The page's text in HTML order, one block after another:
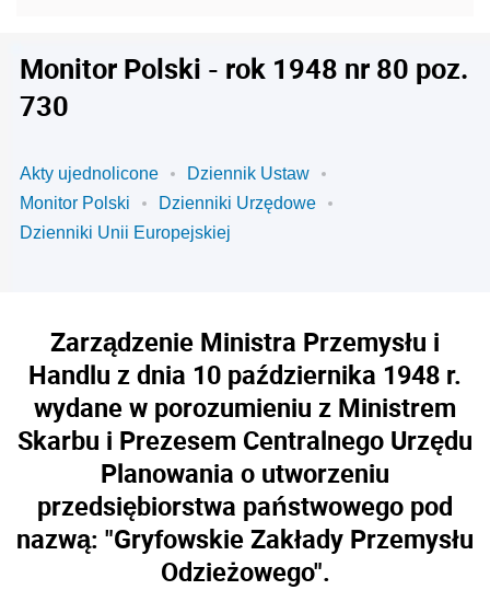
Monitor Polski - rok 1948 nr 80 poz.
730
Akty ujednolicone
Dziennik Ustaw
Monitor Polski
Dzienniki Urzędowe
Dzienniki Unii Europejskiej
Zarządzenie Ministra Przemysłu i
Handlu z dnia 10 października 1948 r.
wydane w porozumieniu z Ministrem
Skarbu i Prezesem Centralnego Urzędu
Planowania o utworzeniu
przedsiębiorstwa państwowego pod
nazwą: "Gryfowskie Zakłady Przemysłu
Odzieżowego".